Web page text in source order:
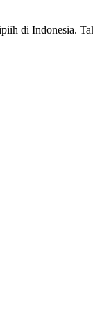
di Indonesia.